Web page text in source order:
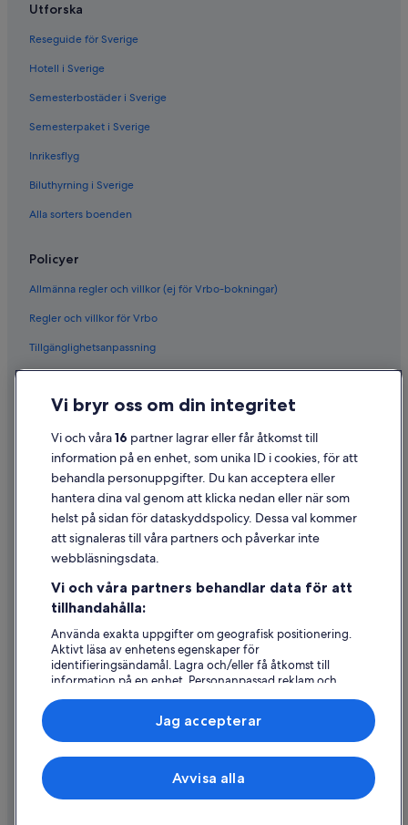
Utforska
Reseguide för Sverige
Hotell i Sverige
Semesterbostäder i Sverige
Semesterpaket i Sverige
Inrikesflyg
Biluthyrning i Sverige
Alla sorters boenden
Policyer
Allmänna regler och villkor (ej för Vrbo-bokningar)
Regler och villkor för Vrbo
Tillgänglighetsanpassning
Cookies
Användarvillkor
Juridisk information/Kontakta oss
Riktlinjer för innehåll och anmäla innehåll
Hjälp
Avboka eller ändra din bokning
Återbetalningsprocess och tidslinjer
Boka ett flyg med flygbolagskredit
Internationella resedokument
© 2026 Expedia, Inc., ett företag i Expedia Group. Med ensamrätt.
Expedia och Expedias logotyp är varumärken eller registrerade
Vi bryr oss om din integritet
Vi och våra16 partner lagrar eller får åtkomst till
information på en enhet, som unika ID i cookies, för att
behandla personuppgifter. Du kan acceptera eller
hantera dina val genom att klicka nedan eller när som
helst på sidan för dataskyddspolicy. Dessa val kommer
att signaleras till våra partners och påverkar inte
webbläsningsdata.
Vi och våra partners behandlar data för att
tillhandahålla:
Använda exakta uppgifter om geografisk positionering.
Aktivt läsa av enhetens egenskaper för
identifieringsändamål. Lagra och/eller få åtkomst till
information på en enhet. Personanpassad reklam och
innehåll, reklam- och innehållsmätning, forskning
Lista över partner (leverantörer)
Avvisa alla
Jag accepterar